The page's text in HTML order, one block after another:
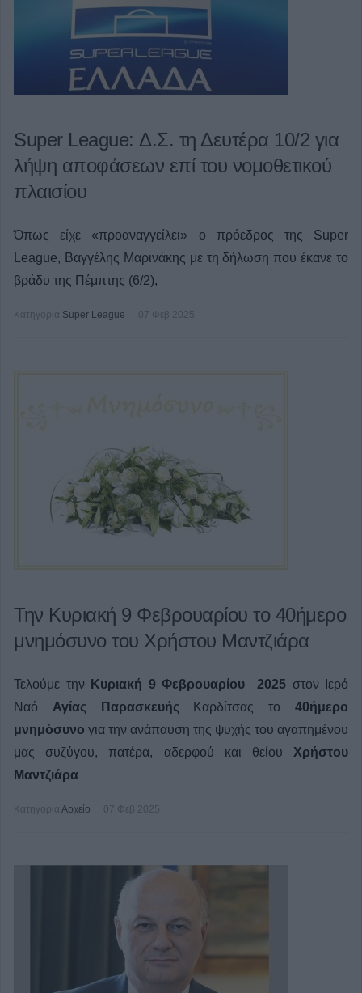
Super League: Δ.Σ. τη Δευτέρα 10/2 για
λήψη αποφάσεων επί του νομοθετικού
πλαισίου
Όπως είχε «προαναγγείλει» ο πρόεδρος της Super
League, Βαγγέλης Μαρινάκης με τη δήλωση που έκανε το
βράδυ της Πέμπτης (6/2),
Κατηγορία Super League 07 Φεβ 2025
Την Κυριακή 9 Φεβρουαρίου το 40ήμερο
μνημόσυνο του Χρήστου Μαντζιάρα
Τελούμε την Κυριακή 9 Φεβρουαρίου 2025 στον Ιερό
Ναό Αγίας Παρασκευής Καρδίτσας το 40ήμερο
μνημόσυνο για την ανάπαυση της ψυχής του αγαπημένου
μας συζύγου, πατέρα, αδερφού και θείου
Χρήστου
Μαντζιάρα
Κατηγορία Αρχείο 07 Φεβ 2025